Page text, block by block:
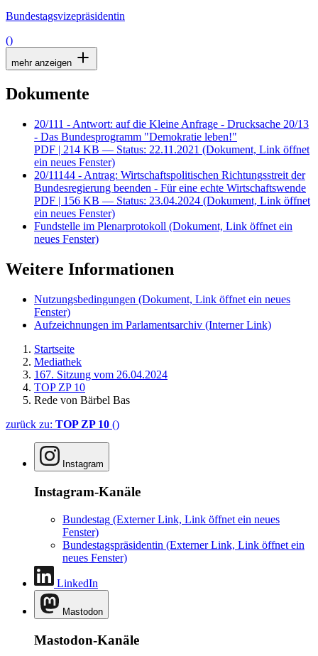
Bundestagsvizepräsidentin
()
mehr anzeigen
Dokumente
20/111 - Antwort: auf die Kleine Anfrage - Drucksache 20/13
- Das Bundesprogramm "Demokratie leben!"
PDF | 214 KB — Status: 22.11.2021 (Dokument, Link öffnet
ein neues Fenster)
20/11144 - Antrag: Wirtschaftspolitischen Richtungsstreit der
Bundesregierung beenden - Für eine echte Wirtschaftswende
PDF | 156 KB — Status: 23.04.2024 (Dokument, Link öffnet
ein neues Fenster)
Fundstelle im Plenarprotokoll (Dokument, Link öffnet ein
neues Fenster)
Weitere Informationen
Nutzungsbedingungen (Dokument, Link öffnet ein neues
Fenster)
Aufzeichnungen im Parlamentsarchiv (Interner Link)
Startseite
Mediathek
167. Sitzung vom 26.04.2024
TOP ZP 10
Rede von Bärbel Bas
zurück zu: TOP ZP 10 ()
Instagram
Instagram-Kanäle
Bundestag (Externer Link, Link öffnet ein neues
Fenster)
Bundestagspräsidentin (Externer Link, Link öffnet ein
neues Fenster)
LinkedIn
Mastodon
Mastodon-Kanäle